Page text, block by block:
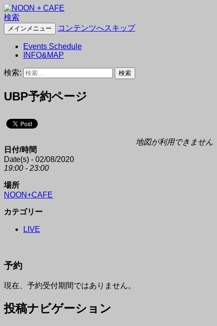
NOON + CAFE
検索
メインメニュー コンテンツへスキップ
Events Schedule
INFO&MAP
検索:
UBP予約ページ
地図が利用できません
日付/時間
Date(s) - 02/08/2020
19:00 - 23:00
場所
NOON+CAFE
カテゴリー
LIVE
予約
現在、予約受付期間ではありません。
投稿ナビゲーション